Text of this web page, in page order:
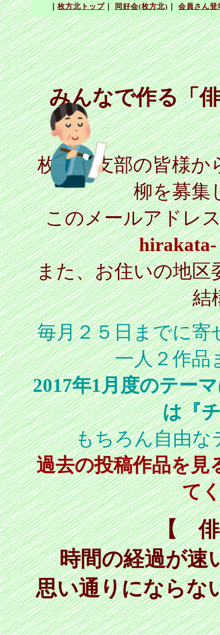
みんなで作る「
枚方北支部の皆様か
柳を募集
このメールアドレ
hirakata-
また、お住いの地区
結
毎月２５日までに寄
一人２作品
2017年1月度のテー
は『
もちろん自由な
過去の投稿作品を見
て
【
時間の経過が速
思い通りにならな